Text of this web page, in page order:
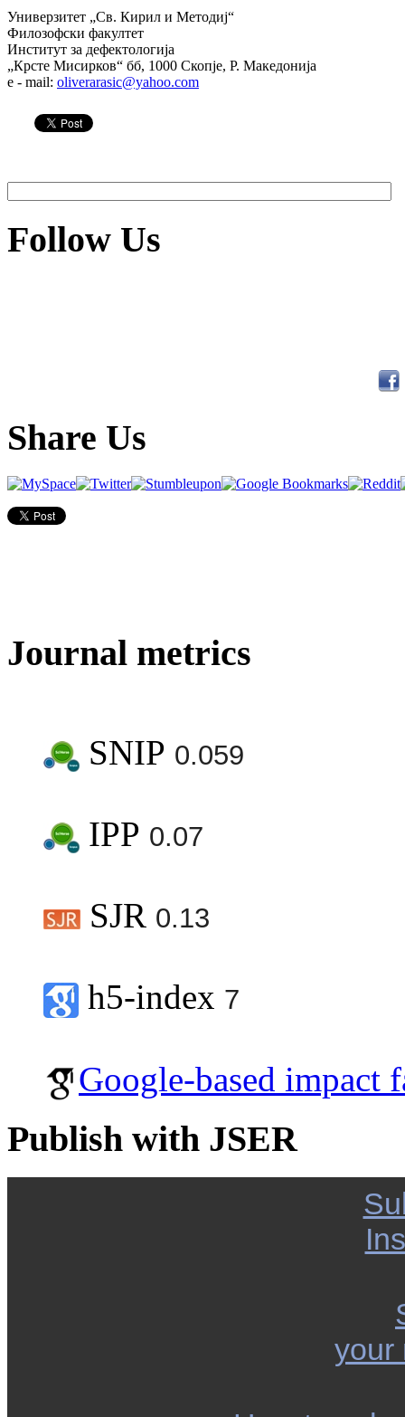
Универзитет „Св. Кирил и Методиј“
Филозофски факултет
Институт за дефектологија
„Крсте Мисирков“ бб, 1000 Скопје, Р. Македонија
e - mail: oliverarasic@yahoo.com
Follow Us
Share Us
Journal metrics
SNIP 0.059
IPP 0.07
SJR 0.13
h5-index 7
Google-based impact
Publish with JSER
your